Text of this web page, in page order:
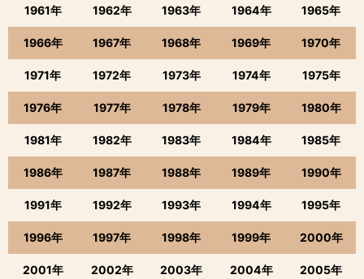
1961年 1962年 1963年 1964年 1965年
1966年 1967年 1968年 1969年 1970年
1971年 1972年 1973年 1974年 1975年
1976年 1977年 1978年 1979年 1980年
1981年 1982年 1983年 1984年 1985年
1986年 1987年 1988年 1989年 1990年
1991年 1992年 1993年 1994年 1995年
1996年 1997年 1998年 1999年 2000年
2001年 2002年 2003年 2004年 2005年